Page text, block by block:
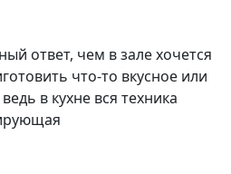
ответ, чем в зале хочется
что-то вкусное или
в кухне вся техника